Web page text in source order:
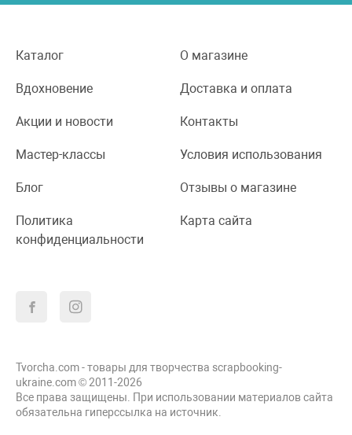
Каталог О магазине
Вдохновение Доставка и оплата
Акции и новости Контакты
Мастер-классы Условия использования
Блог Отзывы о магазине
Политика
конфиденциальности
Карта сайта
Tvorcha.com - товары для творчества scrapbooking-
ukraine.com © 2011-2026
Все права защищены. При использовании материалов сайта
обязательна гиперссылка на источник.